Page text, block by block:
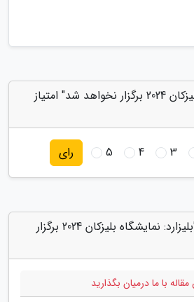
به "بلیزارد: نمایشگاه بلیزکان 2024 برگزار نخواهد شد" امتیاز
3
4
5 رای
دیدگاه های مرتبط با "بلیزارد: نمایشگاه بلیزکان 2024 برگزار
با ما درمیان بگذارید